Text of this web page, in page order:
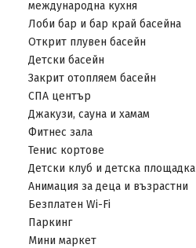
международна кухня
Лоби бар и бар край басейна
Открит плувен басейн
Детски басейн
Закрит отопляем басейн
СПА център
Джакузи, сауна и хамам
Фитнес зала
Тенис кортове
Детски клуб и детска площадка
Анимация за деца и възрастни
Безплатен Wi-Fi
Паркинг
Мини маркет